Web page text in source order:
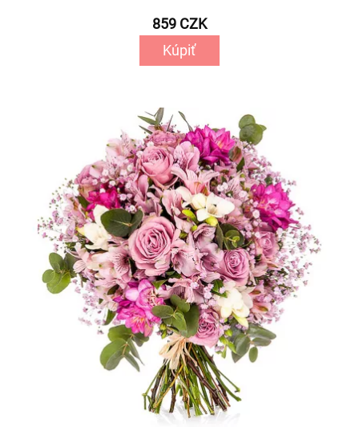
859 CZK
Kúpiť